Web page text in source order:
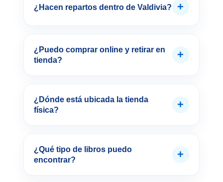
¿Hacen repartos dentro de Valdivia? +
¿Puedo comprar online y retirar en
tienda?
+
¿Dónde está ubicada la tienda
física?
+
¿Qué tipo de libros puedo
encontrar?
+